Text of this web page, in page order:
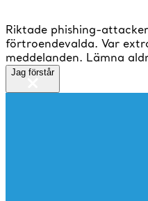
Riktade phishing-
förtroendevalda. Var
meddelanden. Lämna
Jag förstår